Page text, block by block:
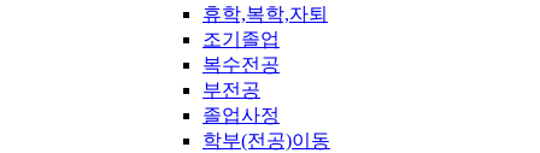
휴학,복학,자퇴
조기졸업
복수전공
부전공
졸업사정
학부(전공)이동